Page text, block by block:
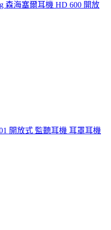
森海塞爾耳機 HD 600 開放
開放式 監聽耳機 耳罩耳機